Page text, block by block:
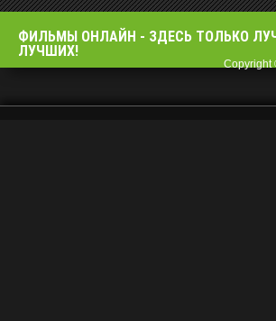
ФИЛЬМЫ OНЛАЙН - ЗДЕСЬ ТОЛЬКО
ЛУЧШИХ!
Copyright